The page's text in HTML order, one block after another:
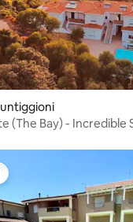
(The Bay) - Incredible